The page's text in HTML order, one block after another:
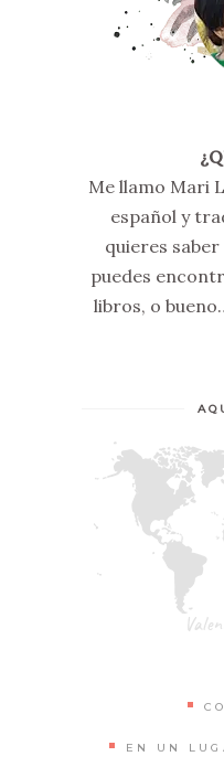
Me llamo Mari
español y
quieres
puedes
libros, o
EN UN